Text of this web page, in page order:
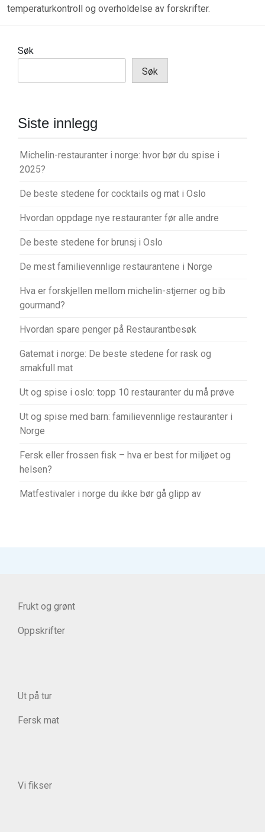
temperaturkontroll og overholdelse av forskrifter.
Søk
Søk
Siste innlegg
Michelin-restauranter i norge: hvor bør du spise i
2025?
De beste stedene for cocktails og mat i Oslo
Hvordan oppdage nye restauranter før alle andre
De beste stedene for brunsj i Oslo
De mest familievennlige restaurantene i Norge
Hva er forskjellen mellom michelin-stjerner og bib
gourmand?
Hvordan spare penger på Restaurantbesøk
Gatemat i norge: De beste stedene for rask og
smakfull mat
Ut og spise i oslo: topp 10 restauranter du må prøve
Ut og spise med barn: familievennlige restauranter i
Norge
Fersk eller frossen fisk – hva er best for miljøet og
helsen?
Matfestivaler i norge du ikke bør gå glipp av
Frukt og grønt
Oppskrifter
Ut på tur
Fersk mat
Vi fikser